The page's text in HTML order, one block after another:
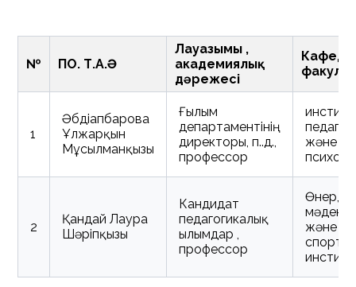
№ ПОҚ. Т.А.Ә
Лауазымы ,
академиялық
дәрежесі
1
Әбдіғапбарова
Ұлжарқын
Мұсылманқызы
Ғылым
департаментінің
директоры, п.ғ.д.,
профессор
және
2
Қандай Лаура
Шәріпқызы
Кандидат
педагогикалық
ғылымдар ,
профессор
Өнер,
және
спорт